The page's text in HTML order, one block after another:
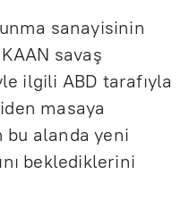
sanayisinin
savaş
ilgili ABD tarafıyla
masaya
bu alanda yeni
beklediklerini